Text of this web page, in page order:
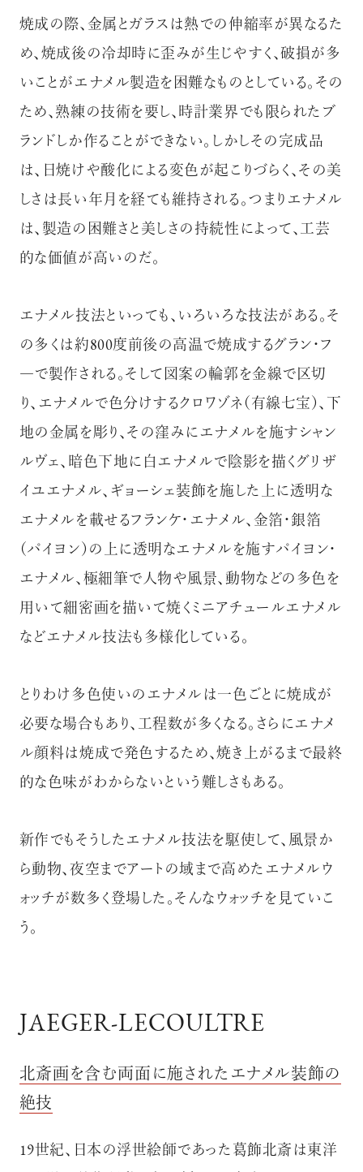
焼成の際、金属とガラスは熱での伸縮率が異なるた
め、焼成後の冷却時に歪みが生じやすく、破損が多
いことがエナメル製造を困難なものとしている。その
ため、熟練の技術を要し、時計業界でも限られたブ
ランドしか作ることができない。しかしその完成品
は、日焼けや酸化による変色が起こりづらく、その美
しさは長い年月を経ても維持される。つまりエナメル
は、製造の困難さと美しさの持続性によって、工芸
的な価値が高いのだ。
エナメル技法といっても、いろいろな技法がある。そ
の多くは約800度前後の高温で焼成するグラン・フ
―で製作される。そして図案の輪郭を金線で区切
り、エナメルで色分けするクロワゾネ（有線七宝）、下
地の金属を彫り、その窪みにエナメルを施すシャン
ルヴェ、暗色下地に白エナメルで陰影を描くグリザ
イユエナメル、ギョーシェ装飾を施した上に透明な
エナメルを載せるフランケ・エナメル、金箔・銀箔
（パイヨン）の上に透明なエナメルを施すパイヨン・
エナメル、極細筆で人物や風景、動物などの多色を
用いて細密画を描いて焼くミニアチュールエナメル
などエナメル技法も多様化している。
とりわけ多色使いのエナメルは一色ごとに焼成が
必要な場合もあり、工程数が多くなる。さらにエナメ
ル顔料は焼成で発色するため、焼き上がるまで最終
的な色味がわからないという難しさもある。
新作でもそうしたエナメル技法を駆使して、風景か
ら動物、夜空までアートの域まで高めたエナメルウ
ォッチが数多く登場した。そんなウォッチを見ていこ
う。
JAEGER-LECOULTRE
北斎画を含む両面に施されたエナメル装飾の
絶技
19世紀、日本の浮世絵師であった葛飾北斎は東洋